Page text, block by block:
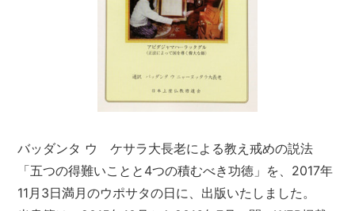
バッダンタ ウ ケサラ大長老による教え戒めの説法
「五つの得難いことと4つの積むべき功徳」を、2017年
11月3日満月のウポサタの日に、出版いたしました。